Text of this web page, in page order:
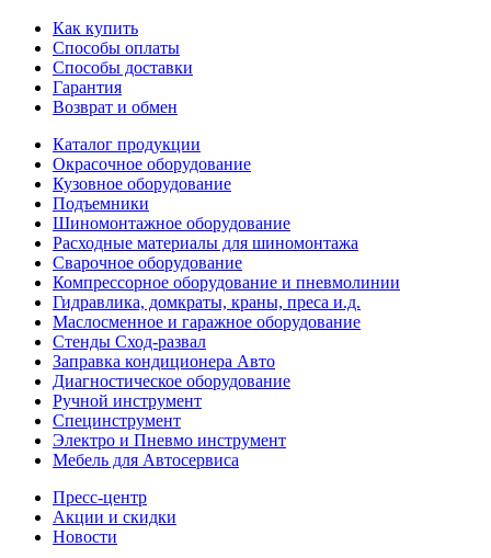
Как купить
Способы оплаты
Способы доставки
Гарантия
Возврат и обмен
Каталог продукции
Окрасочное оборудование
Кузовное оборудование
Подъемники
Шиномонтажное оборудование
Расходные материалы для шиномонтажа
Сварочное оборудование
Компрессорное оборудование и пневмолинии
Гидравлика, домкраты, краны, преса и.д.
Маслосменное и гаражное оборудование
Стенды Сход-развал
Заправка кондиционера Авто
Диагностическое оборудование
Ручной инструмент
Специнструмент
Электро и Пневмо инструмент
Мебель для Автосервиса
Пресс-центр
Акции и скидки
Новости